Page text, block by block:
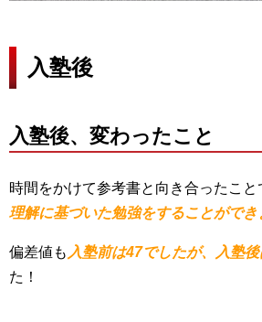
入塾後
入塾後、変わったこと
時間をかけて参考書と向き合ったこと
理解に基づいた勉強をすることができ
偏差値も入塾前は47でしたが、入塾
た！